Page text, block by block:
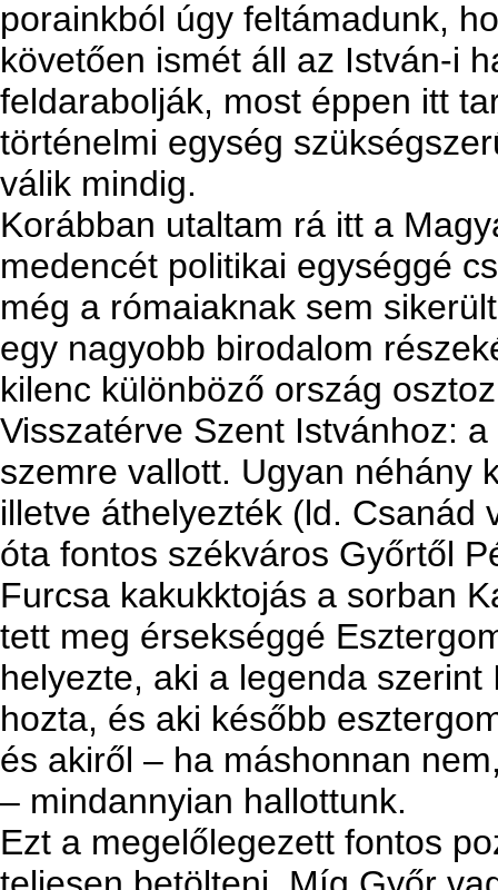
porainkból úgy feltámadunk,
követően ismét áll az István-i
feldarabolják, most éppen itt
történelmi egység
válik mindig.
Korábban utaltam rá itt a
medencét politikai egységgé
még a rómaiaknak sem
egy nagyobb birodalom
kilenc különböző ország
Visszatérve Szent Istvánhoz:
szemre vallott. Ugyan néhány
illetve áthelyezték (ld. Csanád
óta fontos székváros Győrtől
Furcsa kakukktojás a sorban
tett meg érsekséggé
helyezte, aki a legenda
hozta, és aki később
és akiről – ha máshonnan
– mindannyian hallottunk.
Ezt a megelőlegezett fontos